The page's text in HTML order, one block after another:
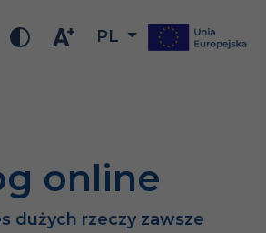
PL
online
dużych rzeczy zawsze